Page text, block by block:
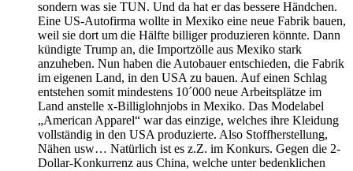
sondern was sie TUN. Und da hat er das bessere Händchen.
Eine US-Autofirma wollte in Mexiko eine neue Fabrik bauen,
weil sie dort um die Hälfte billiger produzieren könnte. Dann
kündigte Trump an, die Importzölle aus Mexiko stark
anzuheben. Nun haben die Autobauer entschieden, die Fabrik
im eigenen Land, in den USA zu bauen. Auf einen Schlag
entstehen somit mindestens 10´000 neue Arbeitsplätze im
Land anstelle x-Billiglohnjobs in Mexiko. Das Modelabel
„American Apparel“ war das einzige, welches ihre Kleidung
vollständig in den USA produzierte. Also Stoffherstellung,
Nähen usw… Natürlich ist es z.Z. im Konkurs. Gegen die 2-
Dollar-Konkurrenz aus China, welche unter bedenklichen